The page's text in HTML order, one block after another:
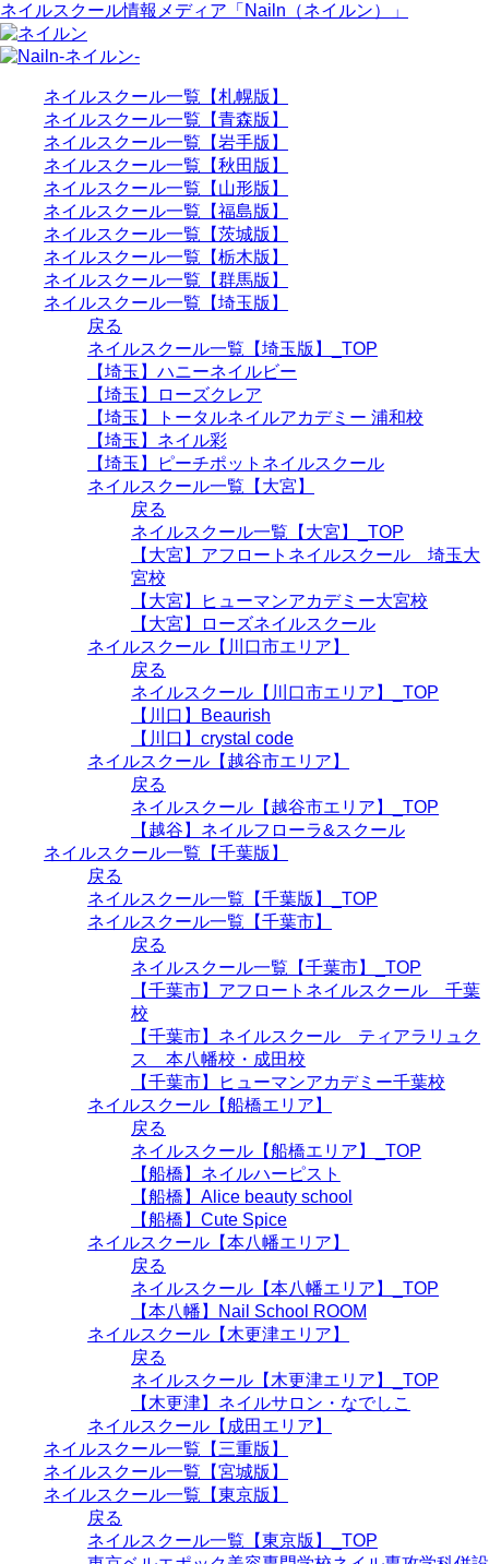
ネイルスクール情報メディア「Nailn（ネイルン）」
ネイルスクール一覧【札幌版】
ネイルスクール一覧【青森版】
ネイルスクール一覧【岩手版】
ネイルスクール一覧【秋田版】
ネイルスクール一覧【山形版】
ネイルスクール一覧【福島版】
ネイルスクール一覧【茨城版】
ネイルスクール一覧【栃木版】
ネイルスクール一覧【群馬版】
ネイルスクール一覧【埼玉版】
戻る
ネイルスクール一覧【埼玉版】_TOP
【埼玉】ハニーネイルビー
【埼玉】ローズクレア
【埼玉】トータルネイルアカデミー 浦和校
【埼玉】ネイル彩
【埼玉】ピーチポットネイルスクール
ネイルスクール一覧【大宮】
戻る
ネイルスクール一覧【大宮】_TOP
【大宮】アフロートネイルスクール 埼玉大
宮校
【大宮】ヒューマンアカデミー大宮校
【大宮】ローズネイルスクール
ネイルスクール【川口市エリア】
戻る
ネイルスクール【川口市エリア】_TOP
【川口】Beaurish
【川口】crystal code
ネイルスクール【越谷市エリア】
戻る
ネイルスクール【越谷市エリア】_TOP
【越谷】ネイルフローラ&スクール
ネイルスクール一覧【千葉版】
戻る
ネイルスクール一覧【千葉版】_TOP
ネイルスクール一覧【千葉市】
戻る
ネイルスクール一覧【千葉市】_TOP
【千葉市】アフロートネイルスクール 千葉
校
【千葉市】ネイルスクール ティアラリュク
ス 本八幡校・成田校
【千葉市】ヒューマンアカデミー千葉校
ネイルスクール【船橋エリア】
戻る
ネイルスクール【船橋エリア】_TOP
【船橋】ネイルハーピスト
【船橋】Alice beauty school
【船橋】Cute Spice
ネイルスクール【本八幡エリア】
戻る
ネイルスクール【本八幡エリア】_TOP
【本八幡】Nail School ROOM
ネイルスクール【木更津エリア】
戻る
ネイルスクール【木更津エリア】_TOP
【木更津】ネイルサロン・なでしこ
ネイルスクール【成田エリア】
ネイルスクール一覧【三重版】
ネイルスクール一覧【宮城版】
ネイルスクール一覧【東京版】
戻る
ネイルスクール一覧【東京版】_TOP